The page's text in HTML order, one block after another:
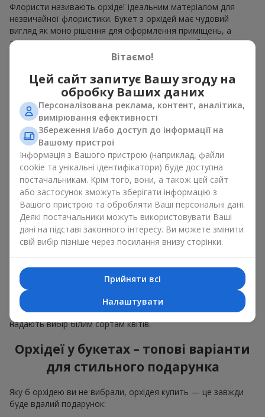
Флористи називають орхідеї ідеальним матеріалом для
незвичайної флористики. Букет з орхідей має чудовий
вигляд як моно рішення для оформлення приміщень, а
також як варіант міксу з іншими квітами, що зберігає свою
виразність у будь-якому форматі. Завдяки своїй структурі
мінімалістичному або сучасному стилі. Букет з орхідей
виглядає ефектно як у камерних, так і в масштабних
роботах, а її розкішні суцвіття легко стають центральним
елементом композиції букет з орхідей. Залежно від
оформлення і сорту рослин різниться на орхідеї ціна.
Зважайте на це перш ніж замовити букет з орхідей.
Кому дарують орхідеї?
Букет з орхідей універсальний і може підійти будь-кому. Їх
даруютькоханим жінками,мамі,дівчині, дружині, сестрі,
подрузі,
колезі або бізнес-партнеру
. Сьогодні можна орхідеї
купити недорого, а тому шансів зробити бажаний
подарунок стає ще більше.
особливої події: річниць,побачень,днів народженнята
навіть
.
Для романтики обирають ніжну екзотику — букет з орхідей
в рожевих та фіолетових тонах. Длявесільних букетів
надають вибір білим сортам квітів.
Орхідеї у букетах – топові варіанти
для стильного подарунка
Яку б орхідею ви не вибрали, орхідея купить — це завжди
буде вдалий подарунок:
Вітаємо!
Цей сайт запитує Вашу згоду на
обробку Ваших даних
Персоналізована реклама, контент, аналітика,
вимірювання ефективності
Збереження і/або доступ до інформації на
Вашому пристрої
Інформація з Вашого пристрою (наприклад, файли
cookie та унікальні ідентифікатори) буде доступна
постачальникам. Крім того, вони, а також цей сайт
або застосунок зможуть зберігати інформацію з
Вашого пристрою та обробляти Ваші персональні дані.
Деякі постачальники можуть використовувати Ваші
дані на підставі законного інтересу. Ви можете змінити
свій вибір пізніше через посилання внизу сторінки.
Прийняти всі
Налаштувати